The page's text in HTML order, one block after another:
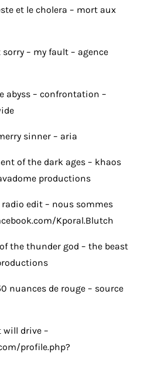
et le cholera – mort aux
– my fault – agence
abyss – confrontation –
sinner – aria
of the dark ages – khaos
productions
edit – nous sommes
Kporal.Blutch
the thunder god – the beast
nuances de rouge – source
will drive –
profile.php?